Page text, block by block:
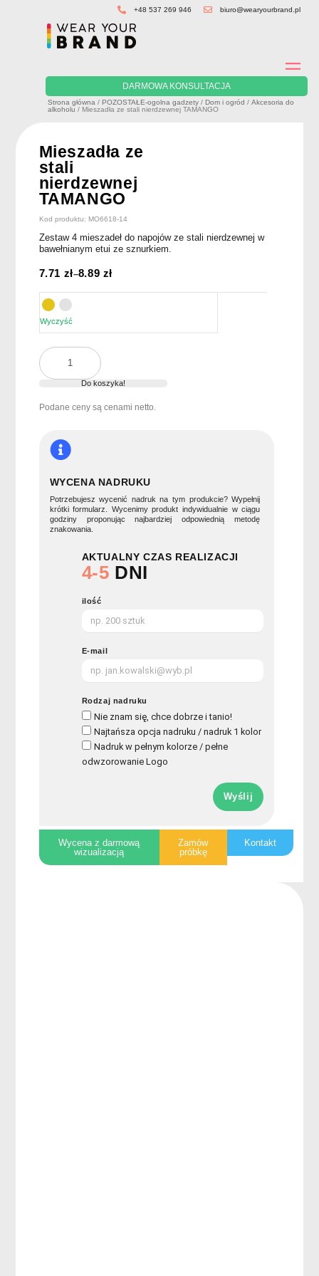
+48 537 269 946 biuro@wearyourbrand.pl
DARMOWA KONSULTACJA
Strona główna / POZOSTAŁE-ogolna gadzety / Dom i ogród /Akcesoria do
alkoholu / Mieszadła ze stali nierdzewnej TAMANGO
Mieszadła ze
stali
nierdzewnej
TAMANGO
Kod produktu: MO6618-14
Zestaw 4 mieszadeł do napojów ze stali nierdzewnej w
bawełnianym etui ze sznurkiem.
7.71 zł–8.89 zł
Wyczyść
ilość
Mieszadła
nierdzewnej
Do koszyka!
Podane ceny są cenami netto.
WYCENA NADRUKU
Potrzebujesz wycenić nadruk na tym produkcie? Wypełnij
krótki formularz. Wycenimy produkt indywidualnie w ciągu
godziny proponując najbardziej odpowiednią metodę
znakowania.
AKTUALNY CZAS REALIZACJI
4-5 DNI
ilość
E-mail
Rodzaj nadruku
Nie znam się, chce dobrze i tanio!
Najtańsza opcja nadruku / nadruk 1 kolor
Nadruk w pełnym kolorze / pełne
odwzorowanie Logo
Wyślij
Wycena z darmową
wizualizacją
Zamów
próbkę
Kontakt